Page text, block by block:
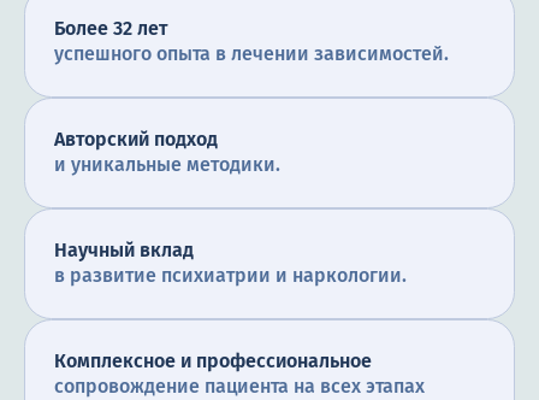
Более 32 лет
успешного опыта в лечении зависимостей.
Авторский подход
и уникальные методики.
Научный вклад
в развитие психиатрии и наркологии.
Комплексное и профессиональное
сопровождение пациента на всех этапах